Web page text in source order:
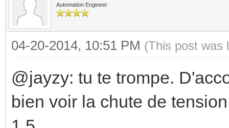
Automation Engineer
04-20-2014, 10:51 PM (This post was
@jayzy: tu te trompe.
bien voir la chute de